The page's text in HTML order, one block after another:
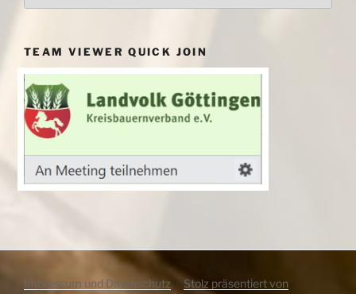
TEAM VIEWER QUICK JOIN
Impressum und Datenschutz
Stolz präsentiert von